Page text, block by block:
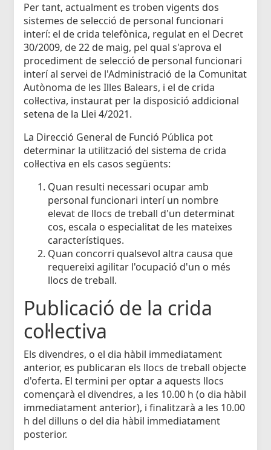
Per tant, actualment es troben vigents dos
sistemes de selecció de personal funcionari
interí: el de crida telefònica, regulat en el Decret
30/2009, de 22 de maig, pel qual s'aprova el
procediment de selecció de personal funcionari
interí al servei de l'Administració de la Comunitat
Autònoma de les Illes Balears, i el de crida
col·lectiva, instaurat per la disposició addicional
setena de la Llei 4/2021.
La Direcció General de Funció Pública pot
determinar la utilització del sistema de crida
col·lectiva en els casos següents:
Quan resulti necessari ocupar amb
personal funcionari interí un nombre
elevat de llocs de treball d'un determinat
cos, escala o especialitat de les mateixes
característiques.
Quan concorri qualsevol altra causa que
requereixi agilitar l'ocupació d'un o més
llocs de treball.
Publicació de la crida
col·lectiva
Els divendres, o el dia hàbil immediatament
anterior, es publicaran els llocs de treball objecte
d'oferta. El termini per optar a aquests llocs
començarà el divendres, a les 10.00 h (o dia hàbil
immediatament anterior), i finalitzarà a les 10.00
h del dilluns o del dia hàbil immediatament
posterior.